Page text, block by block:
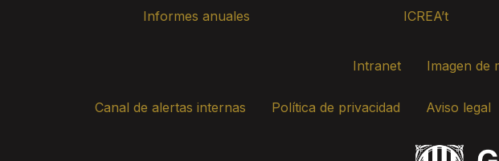
Informes anuales
ICREA’t
Intranet Imagen de
Canal de alertas internas Política de privacidad Aviso legal